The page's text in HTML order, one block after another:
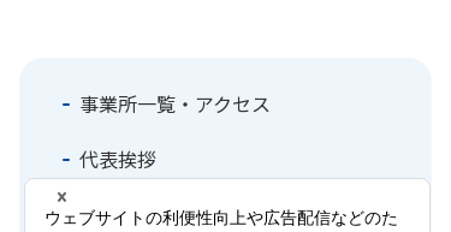
事業所一覧・アクセス
代表挨拶
事業案内